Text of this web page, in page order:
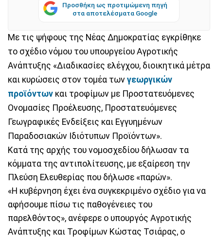
Προσθήκη ως προτιμώμενη πηγή
στα αποτελέσματα Google
Με τις ψήφους της Νέας Δημοκρατίας εγκρίθηκε
το σχέδιο νόμου του υπουργείου Αγροτικής
Ανάπτυξης «Διαδικασίες ελέγχου, διοικητικά μέτρα
και κυρώσεις στον τομέα των γεωργικών
προϊόντων και τροφίμων με Προστατευόμενες
Ονομασίες Προέλευσης, Προστατευόμενες
Γεωγραφικές Ενδείξεις και Εγγυημένων
Παραδοσιακών Ιδιότυπων Προϊόντων».
Κατά της αρχής του νομοσχεδίου δήλωσαν τα
κόμματα της αντιπολίτευσης, με εξαίρεση την
Πλεύση Ελευθερίας που δήλωσε «παρών».
«Η κυβέρνηση έχει ένα συγκεκριμένο σχέδιο για να
αφήσουμε πίσω τις παθογένειες του
παρελθόντος», ανέφερε ο υπουργός Αγροτικής
Ανάπτυξης και Τροφίμων Κώστας Τσιάρας, ο